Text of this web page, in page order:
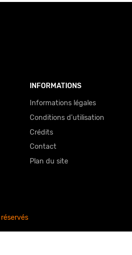
INFORMATIONS
Informations légales
Conditions d'utilisation
Crédits
Contact
Plan du site